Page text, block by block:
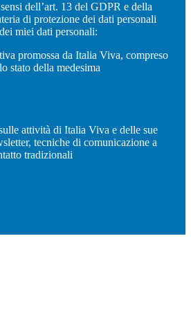
dell’art. 13 del GDPR e della
di protezione dei dati personali
miei dati personali:
promossa da Italia Viva, compreso
stato della medesima
attività di Italia Viva e delle sue
tecniche di comunicazione a
tradizionali